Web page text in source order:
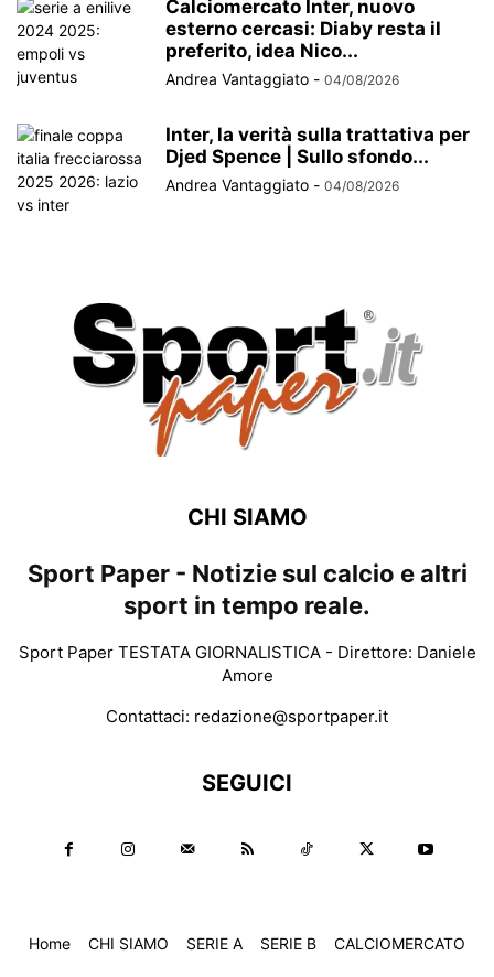
Calciomercato Inter, nuovo
esterno cercasi: Diaby resta il
preferito, idea Nico...
Andrea Vantaggiato - 04/08/2026
Inter, la verità sulla trattativa per
Djed Spence | Sullo sfondo...
Andrea Vantaggiato - 04/08/2026
CHI SIAMO
Sport Paper - Notizie sul calcio e altri
sport in tempo reale.
Sport Paper TESTATA GIORNALISTICA - Direttore: Daniele
Amore
Contattaci: redazione@sportpaper.it
SEGUICI
Home CHI SIAMO SERIE A SERIE B CALCIOMERCATO